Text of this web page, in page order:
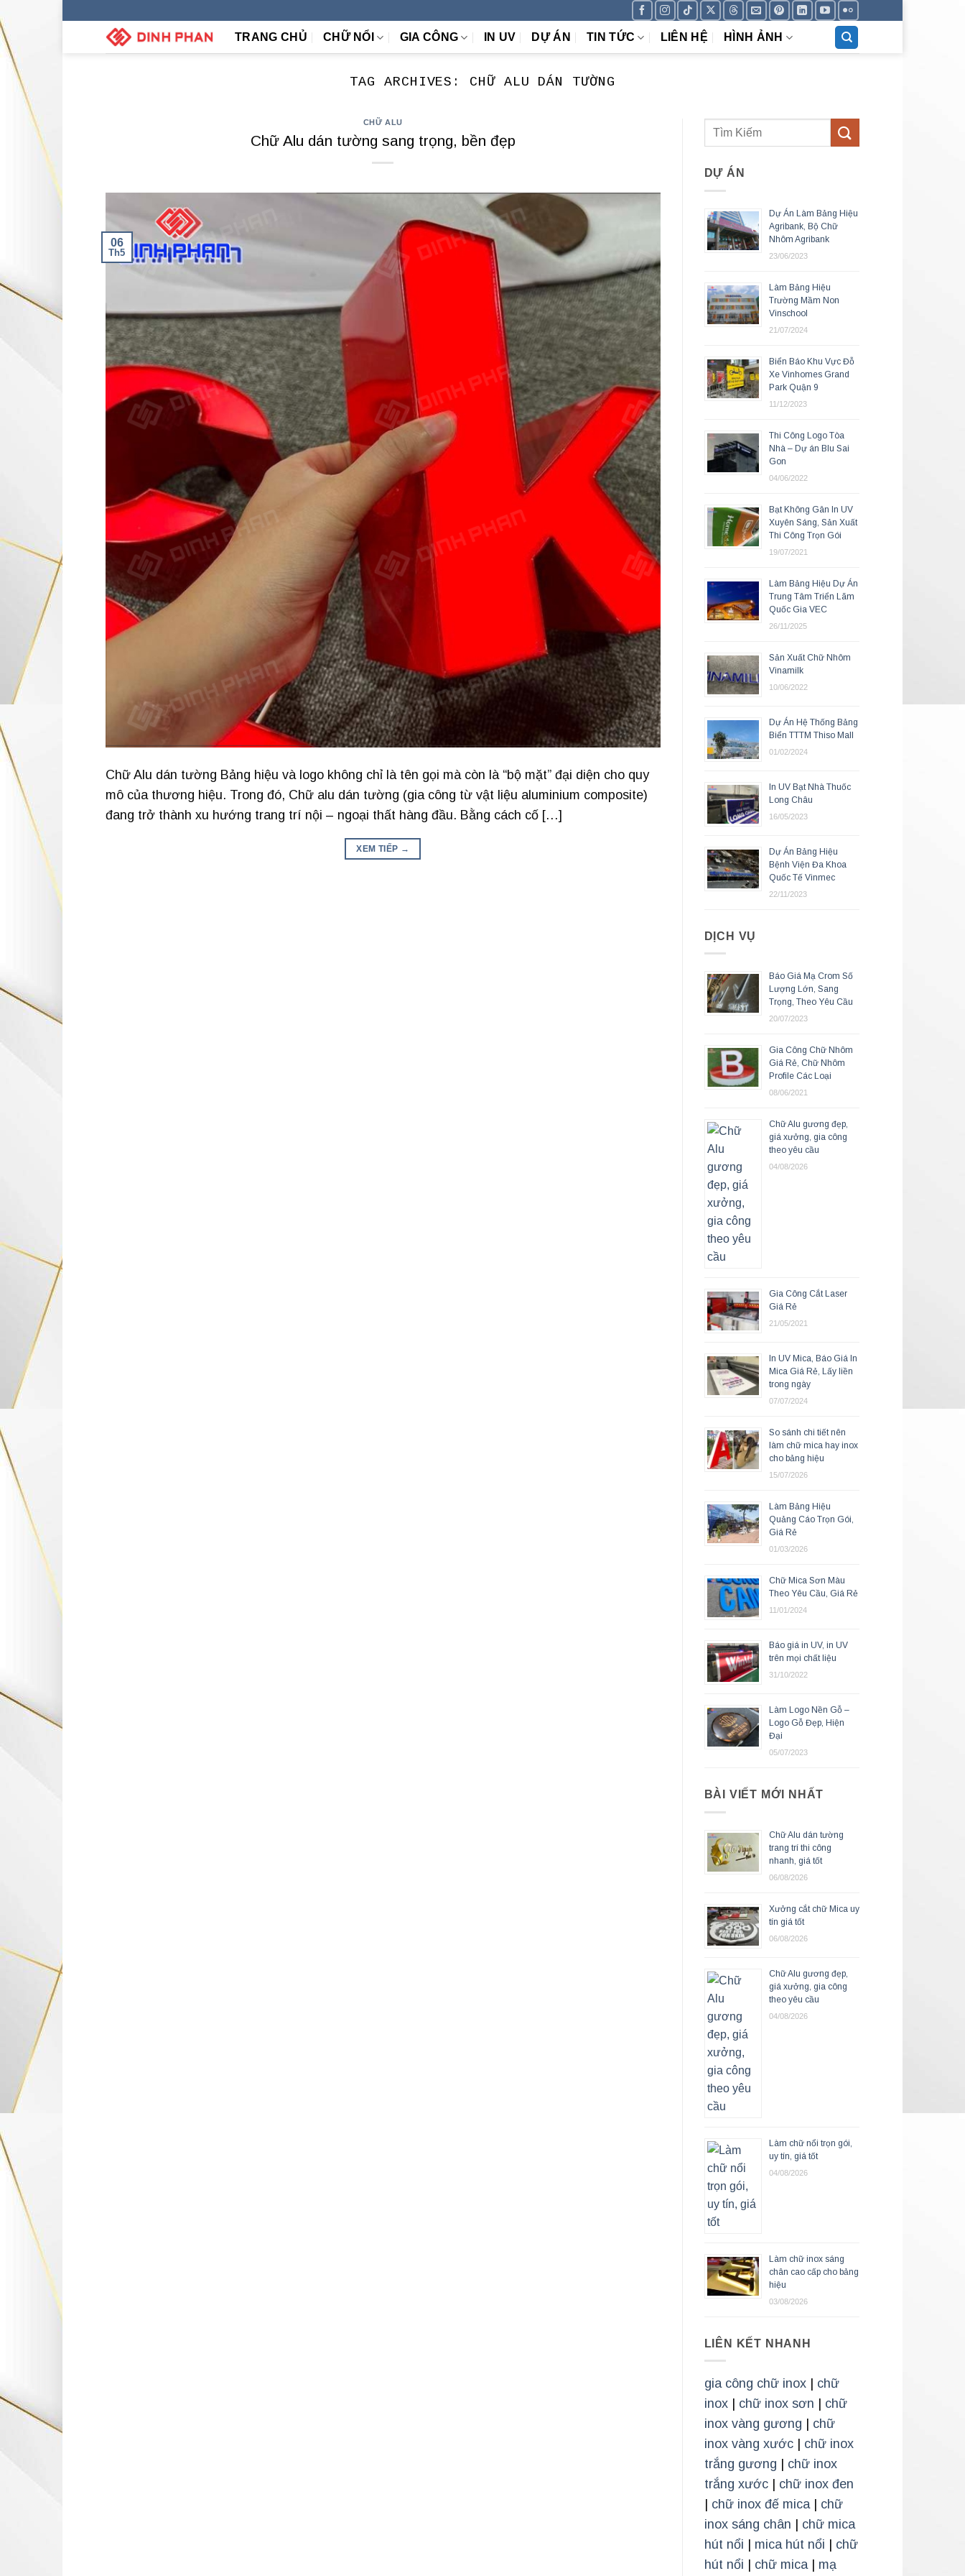
TRANG CHỦ CHỮ NỔI GIA CÔNG IN UV DỰ ÁN TIN TỨC LIÊN HỆ HÌNH ẢNH
TAG ARCHIVES: CHỮ ALU DÁN TƯỜNG
CHỮ ALU
Chữ Alu dán tường sang trọng, bền đẹp
06
Th5
Chữ Alu dán tường Bảng hiệu và logo không chỉ là tên gọi mà còn là “bộ mặt” đại diện cho quy
mô của thương hiệu. Trong đó, Chữ alu dán tường (gia công từ vật liệu aluminium composite)
đang trở thành xu hướng trang trí nội – ngoại thất hàng đầu. Bằng cách cố […]
XEM TIẾP →
DỰ ÁN
Dự Án Làm Bảng Hiệu
Agribank, Bộ Chữ
Nhôm Agribank
23/06/2023
Làm Bảng Hiệu
Trường Mầm Non
Vinschool
21/07/2024
Biển Báo Khu Vực Đỗ
Xe Vinhomes Grand
Park Quận 9
11/12/2023
Thi Công Logo Tòa
Nhà – Dự án Blu Sai
Gon
04/06/2022
Bạt Không Gân In UV
Xuyên Sáng, Sản Xuất
Thi Công Trọn Gói
19/07/2021
Làm Bảng Hiệu Dự Án
Trung Tâm Triển Lãm
Quốc Gia VEC
26/11/2025
Sản Xuất Chữ Nhôm
Vinamilk
10/06/2022
Dự Án Hệ Thống Bảng
Biển TTTM Thiso Mall
01/02/2024
In UV Bạt Nhà Thuốc
Long Châu
16/05/2023
Dự Án Bảng Hiệu
Bệnh Viện Đa Khoa
Quốc Tế Vinmec
22/11/2023
DỊCH VỤ
Báo Giá Mạ Crom Số
Lượng Lớn, Sang
Trọng, Theo Yêu Cầu
20/07/2023
Gia Công Chữ Nhôm
Giá Rẻ, Chữ Nhôm
Profile Các Loại
08/06/2021
Chữ Alu gương đẹp,
giá xưởng, gia công
theo yêu cầu
04/08/2026
Gia Công Cắt Laser
Giá Rẻ
21/05/2021
In UV Mica, Báo Giá In
Mica Giá Rẻ, Lấy liền
trong ngày
07/07/2024
So sánh chi tiết nên
làm chữ mica hay inox
cho bảng hiệu
15/07/2026
Làm Bảng Hiệu
Quảng Cáo Trọn Gói,
Giá Rẻ
01/03/2026
Chữ Mica Sơn Màu
Theo Yêu Cầu, Giá Rẻ
11/01/2024
Báo giá in UV, in UV
trên mọi chất liệu
31/10/2022
Làm Logo Nền Gỗ –
Logo Gỗ Đẹp, Hiện
Đại
05/07/2023
BÀI VIẾT MỚI NHẤT
Chữ Alu dán tường
trang trí thi công
nhanh, giá tốt
06/08/2026
Xưởng cắt chữ Mica uy
tín giá tốt
06/08/2026
Chữ Alu gương đẹp,
giá xưởng, gia công
theo yêu cầu
04/08/2026
Làm chữ nổi trọn gói,
uy tín, giá tốt
04/08/2026
Làm chữ inox sáng
chân cao cấp cho bảng
hiệu
03/08/2026
LIÊN KẾT NHANH
gia công chữ inox| chữ
inox| chữ inox sơn
chữ
inox vàng gương
chữ
inox vàng xước| chữ inox
trắng gương
chữ inox
trắng xước| chữ inox đen
chữ inox đế mica| chữ
inox sáng chân
chữ mica
hút nổi
mica hút nổi
chữ
hút nổi
chữ mica| mạ